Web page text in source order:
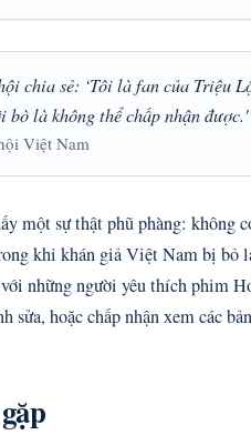
chia sẻ: ‘Tôi là fan của Triệu
là không thể chấp nhận
Việt Nam
một sự thật phũ phàng: không
khi khán giả Việt Nam bị bỏ
những người yêu thích phim
sửa, hoặc chấp nhận xem các